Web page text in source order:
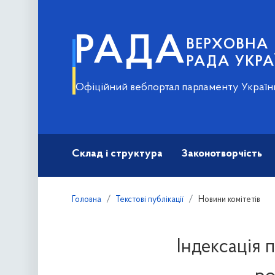
РАДА ВЕРХОВНА
РАДА
Офіційний вебпортал парламенту
Склад і структура Законотворчість
Головна Текстові публікації Новини комітетів
Індексація